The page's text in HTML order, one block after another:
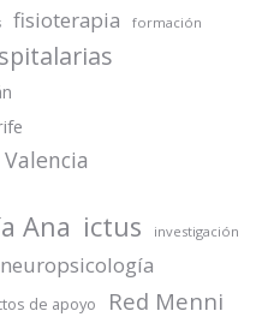
fisioterapia formación
Ana ictus investigación
neuropsicología
de apoyo Red Menni